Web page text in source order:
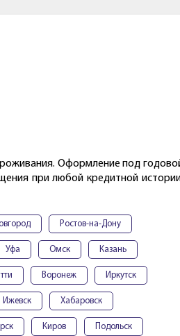
Оформление под
при любой кредитной
Ростов-на-Дону
Уфа Омск Казань
Воронеж Иркутск
Ижевск Хабаровск
Киров Подольск